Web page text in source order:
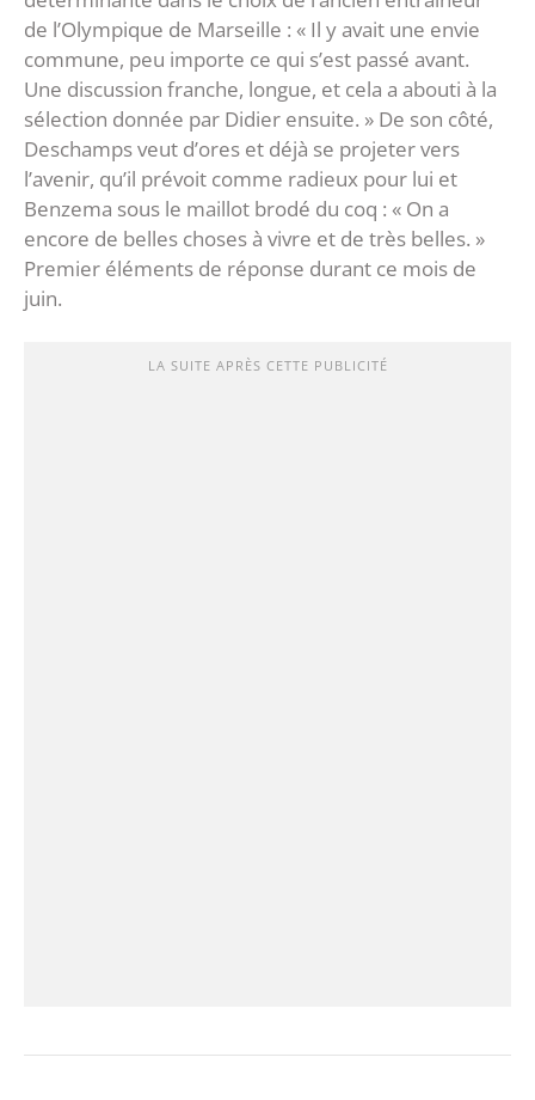
de l’Olympique de Marseille : « Il y avait une envie
commune, peu importe ce qui s’est passé avant.
Une discussion franche, longue, et cela a abouti à la
sélection donnée par Didier ensuite​. » De son côté,
Deschamps veut d’ores et déjà se projeter vers
l’avenir, qu’il prévoit comme radieux pour lui et
Benzema sous le maillot brodé du coq : « On a
encore de belles choses à vivre et de très belles​. »
Premier éléments de réponse durant ce mois de
juin.
LA SUITE APRÈS CETTE PUBLICITÉ